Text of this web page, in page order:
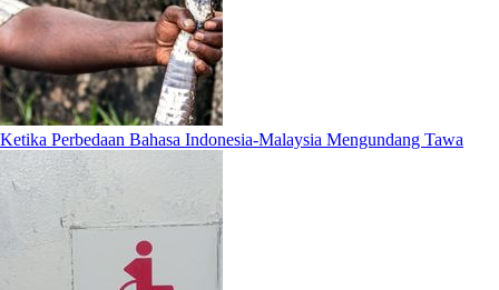
Ketika Perbedaan Bahasa Indonesia-Malaysia Mengundang Tawa